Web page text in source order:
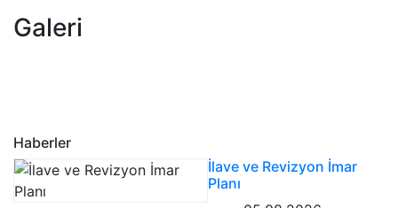
Galeri
Haberler
İlave ve Revizyon İmar
Planı